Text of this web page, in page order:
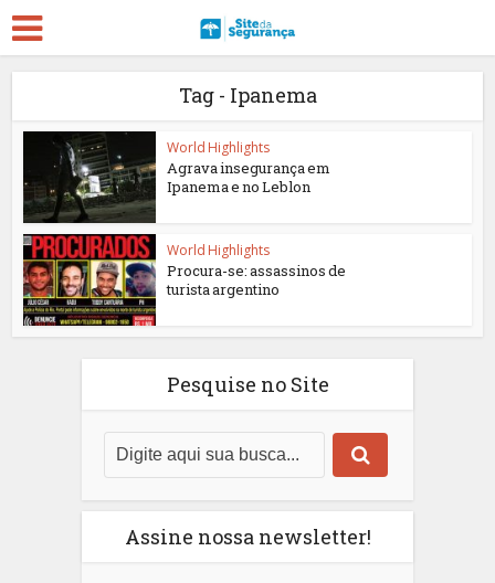
Tag - Ipanema
World Highlights
Agrava insegurança em
Ipanema e no Leblon
World Highlights
Procura-se: assassinos de
turista argentino
Pesquise no Site
Assine nossa newsletter!